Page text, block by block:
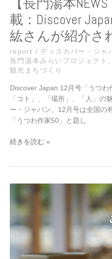
載：Discover
紘さんが紹介さ
report / ディスカバー・ジャ
長門湯本みらいプロジェクト
観光まちづくり
Discover Japan 12月号「うつわ
「コト」、「場所」、「人」の
ー・ジャパン。12月号は全国の
「うつわ作家50」と題し
に
坂
倉
正
紘
さ
が
介
れ
続きを読む »
report：
長